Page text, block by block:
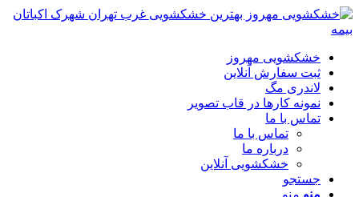
خشکشویی مهروز
ثبت سفارش آنلاین
لاندری مگ
نمونه کارها در قاب تصویر
تماس با ما
تماس با ما
درباره ما
خشکشویی آنلاین
جستجو
منو منو